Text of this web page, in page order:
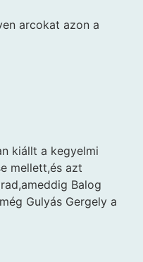
arcokat azon a
kiállt a kegyelmi
mellett,és azt
Balog
Gulyás Gergely a